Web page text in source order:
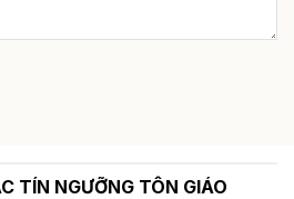
TÍN NGƯỠNG TÔN GIÁO